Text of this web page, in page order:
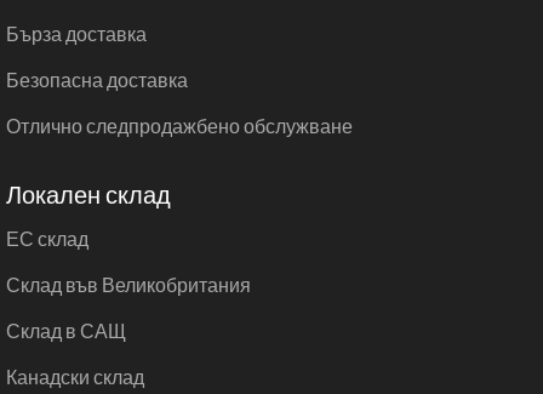
Бърза доставка
Безопасна доставка
Отлично следпродажбено обслужване
Локален склад
ЕС склад
Склад във Великобритания
Склад в САЩ
Канадски склад